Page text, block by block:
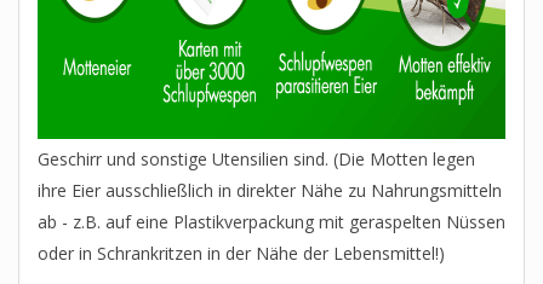
Geschirr und sonstige Utensilien sind. (Die Motten legen
ihre Eier ausschließlich in direkter Nähe zu Nahrungsmitteln
ab - z.B. auf eine Plastikverpackung mit geraspelten Nüssen
oder in Schrankritzen in der Nähe der Lebensmittel!)